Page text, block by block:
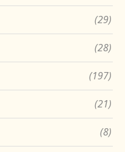
(29)
(28)
(197)
(21)
(8)